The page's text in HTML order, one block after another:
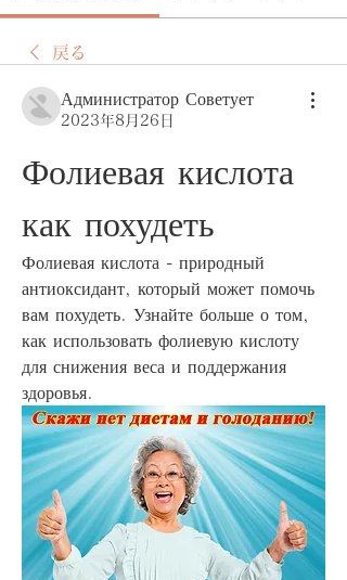
戻る
Администратор Советует
2023年8月26日
Фолиевая кислота
как похудеть
Фолиевая кислота - природный
антиоксидант, который может помочь
вам похудеть. Узнайте больше о том,
как использовать фолиевую кислоту
для снижения веса и поддержания
здоровья.